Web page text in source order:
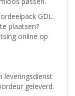
GDL
plaatsen?
online op
leveringsdienst
geleverd.